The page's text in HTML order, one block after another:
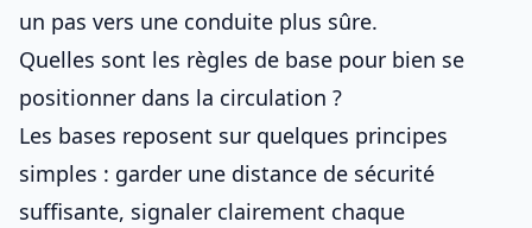
un pas vers une conduite plus sûre.
Quelles sont les règles de base pour bien se
positionner dans la circulation ?
Les bases reposent sur quelques principes
simples : garder une distance de sécurité
suffisante, signaler clairement chaque